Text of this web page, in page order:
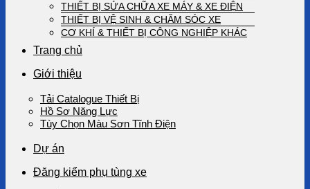
THIẾT BỊ SỬA CHỮA XE MÁY & XE ĐIỆN
THIẾT BỊ VỆ SINH & CHĂM SÓC XE
CƠ KHÍ & THIẾT BỊ CÔNG NGHIỆP KHÁC
Trang chủ
Giới thiệu
Tải Catalogue Thiết Bị
Hồ Sơ Năng Lực
Tùy Chọn Màu Sơn Tĩnh Điện
Dự án
Đăng kiểm phụ tùng xe